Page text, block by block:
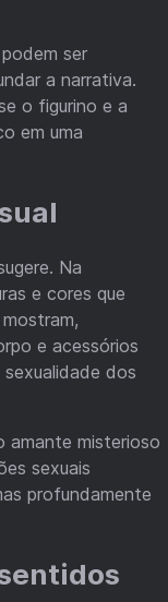
ser
a narrativa.
o figurino e a
em uma
Na
e cores que
e acessórios
dos
amante misterioso
sexuais
profundamente